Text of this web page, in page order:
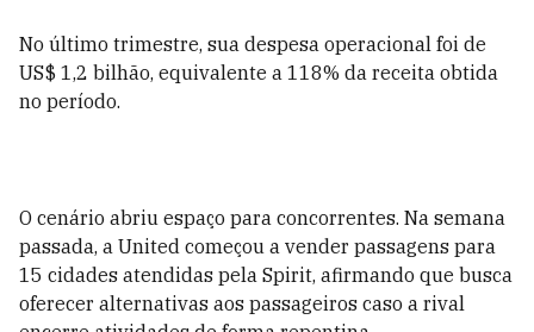
No último trimestre, sua despesa operacional foi de
US$ 1,2 bilhão, equivalente a 118% da receita obtida
no período.
O cenário abriu espaço para concorrentes. Na semana
passada, a United começou a vender passagens para
15 cidades atendidas pela Spirit, afirmando que busca
oferecer alternativas aos passageiros caso a rival